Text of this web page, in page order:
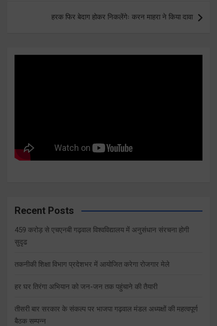
हरक फिर बेदाग होकर निकलेंगेः करन माहरा ने किया दावा
Recent Posts
459 करोड़ से एचएनबी गढ़वाल विश्वविद्यालय में अनुसंधान संरचना होगी
सुदृढ
तकनीकी शिक्षा विभाग प्रदेशभर में आयोजित करेगा रोजगार मेले
हर घर तिरंगा अभियान को जन-जन तक पहुंचाने की तैयारी
तीसरी बार सरकार के संकल्प पर भाजपा गढ़वाल मंडल अध्यक्षों की महत्वपूर्ण
बैठक सम्पन्न